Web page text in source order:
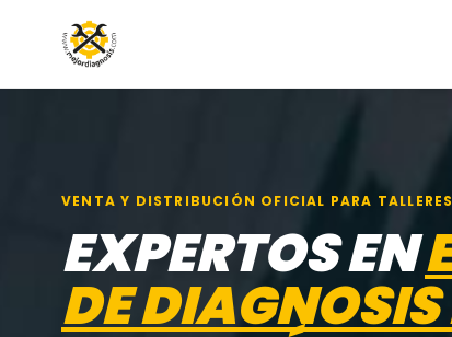
VENTA Y DISTRIBUCIÓN OFICIAL PARA
EXPERTOS EN
DE DIAGNOSIS